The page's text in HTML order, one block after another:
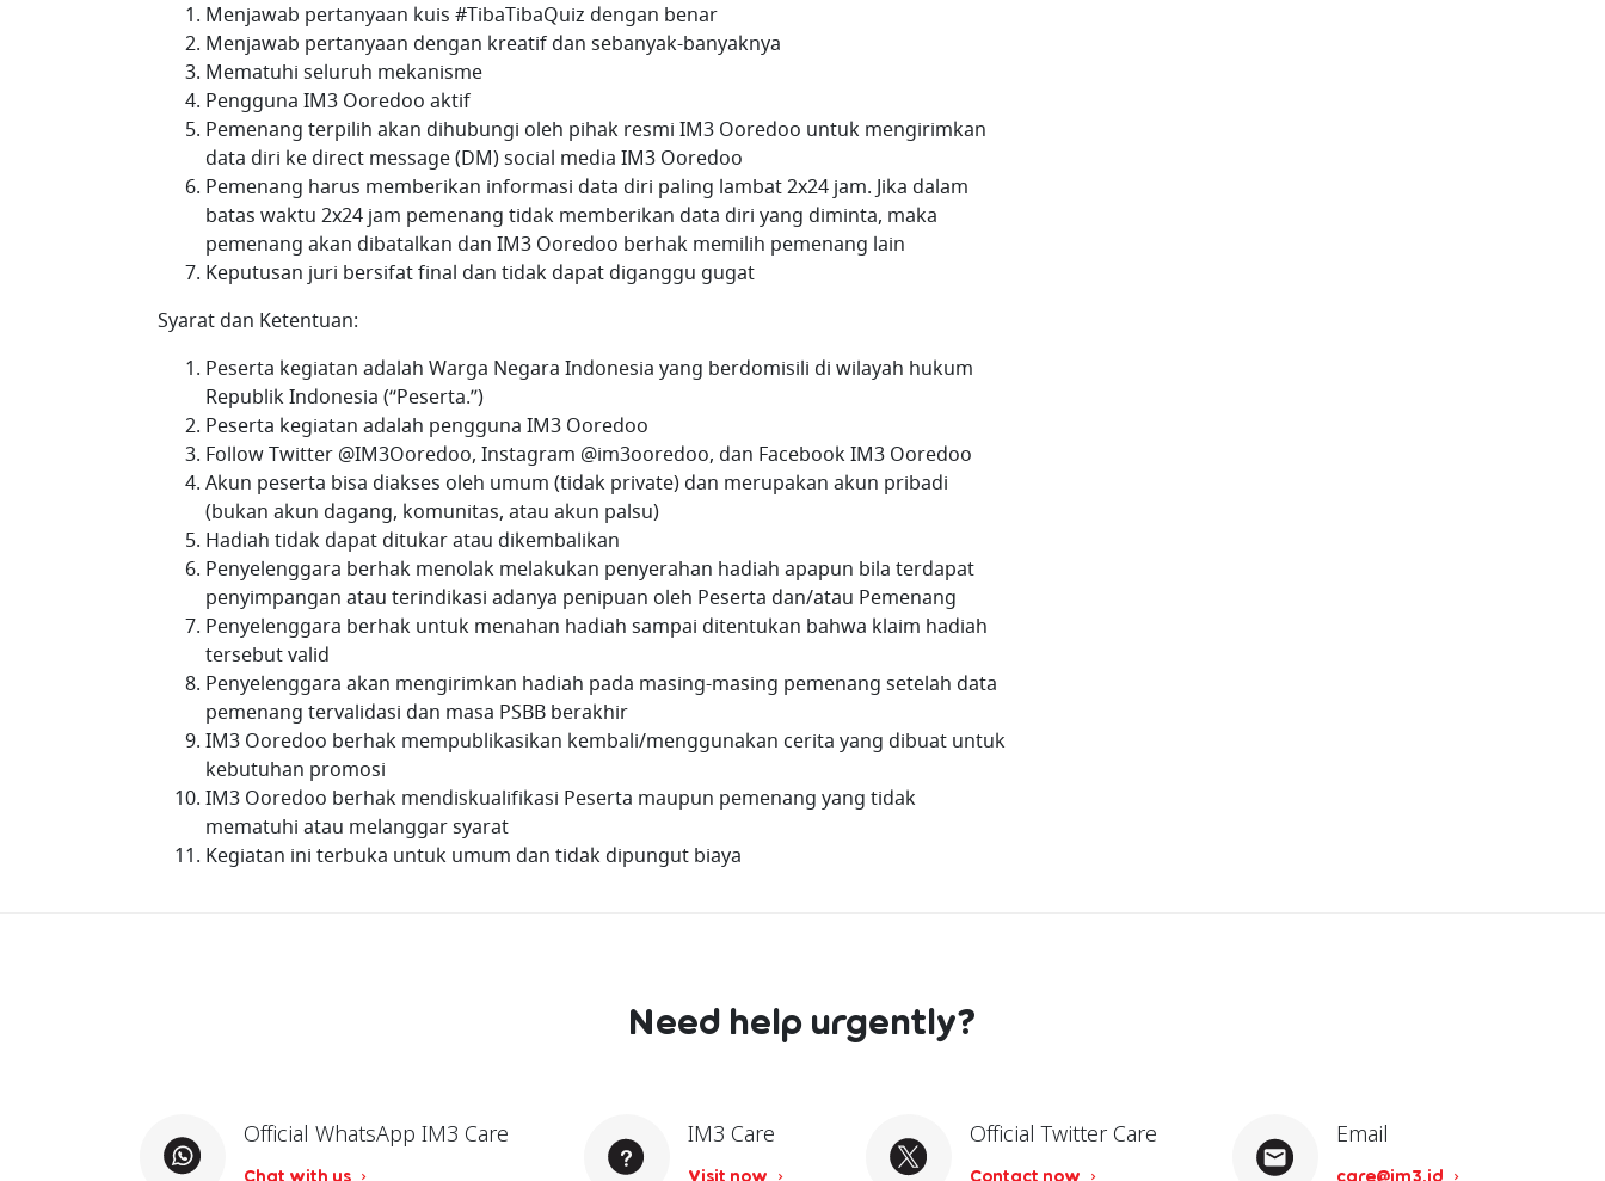
Menjawab pertanyaan kuis #TibaTibaQuiz dengan benar
Menjawab pertanyaan dengan kreatif dan sebanyak-banyaknya
Mematuhi seluruh mekanisme
Pengguna IM3 Ooredoo aktif
Pemenang terpilih akan dihubungi oleh pihak resmi IM3 Ooredoo untuk mengirimkan
data diri ke direct message (DM) social media IM3 Ooredoo
Pemenang harus memberikan informasi data diri paling lambat 2x24 jam. Jika dalam
batas waktu 2x24 jam pemenang tidak memberikan data diri yang diminta, maka
pemenang akan dibatalkan dan IM3 Ooredoo berhak memilih pemenang lain
Keputusan juri bersifat final dan tidak dapat diganggu gugat
Syarat dan Ketentuan:
Peserta kegiatan adalah Warga Negara Indonesia yang berdomisili di wilayah hukum
Republik Indonesia (“Peserta.”)
Peserta kegiatan adalah pengguna IM3 Ooredoo
Follow Twitter @IM3Ooredoo, Instagram @im3ooredoo, dan Facebook IM3 Ooredoo
Akun peserta bisa diakses oleh umum (tidak private) dan merupakan akun pribadi
(bukan akun dagang, komunitas, atau akun palsu)
Hadiah tidak dapat ditukar atau dikembalikan
Penyelenggara berhak menolak melakukan penyerahan hadiah apapun bila terdapat
penyimpangan atau terindikasi adanya penipuan oleh Peserta dan/atau Pemenang
Penyelenggara berhak untuk menahan hadiah sampai ditentukan bahwa klaim hadiah
tersebut valid
Penyelenggara akan mengirimkan hadiah pada masing-masing pemenang setelah data
pemenang tervalidasi dan masa PSBB berakhir
IM3 Ooredoo berhak mempublikasikan kembali/menggunakan cerita yang dibuat untuk
kebutuhan promosi
IM3 Ooredoo berhak mendiskualifikasi Peserta maupun pemenang yang tidak
mematuhi atau melanggar syarat
Kegiatan ini terbuka untuk umum dan tidak dipungut biaya
Need help urgently?
Official WhatsApp IM3 Care
Chat with us
IM3 Care
Visit now
Official Twitter Care
Contact now
Email
care@im3.id